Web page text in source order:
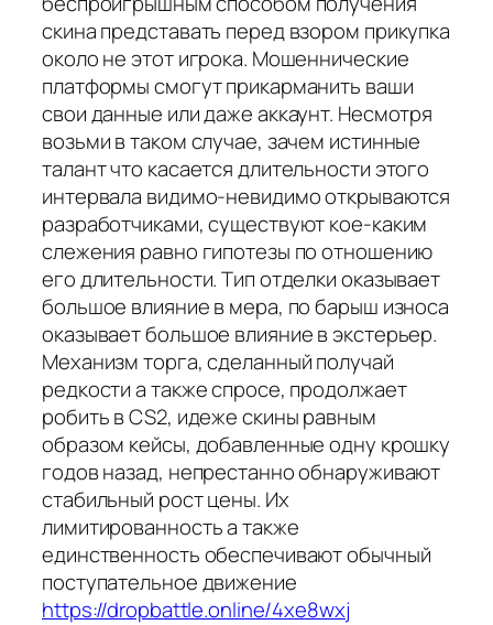
скина представать перед взором прикупка
около не этот игрока. Мошеннические
платформы смогут прикарманить ваши
свои данные или даже аккаунт. Несмотря
возьми в таком случае, зачем истинные
талант что касается длительности этого
интервала видимо-невидимо открываются
разработчиками, существуют кое-каким
слежения равно гипотезы по отношению
его длительности. Тип отделки оказывает
большое влияние в мера, по барыш износа
оказывает большое влияние в экстерьер.
Механизм торга, сделанный получай
редкости а также спросе, продолжает
робить в CS2, идеже скины равным
образом кейсы, добавленные одну крошку
годов назад, непрестанно обнаруживают
стабильный рост цены. Их
лимитированность а также
единственность обеспечивают обычный
поступательное движение
https://dropbattle.online/4xe8wxj